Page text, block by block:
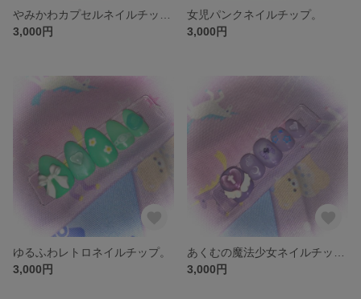
3,000円
女児パンクネイルチップ。
3,000円
ゆるふわレトロネイルチップ。
3,000円
3,000円